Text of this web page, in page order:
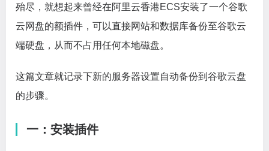
殆尽，就想起来曾经在阿里云香港ECS安装了一个谷歌
云网盘的额插件，可以直接网站和数据库备份至谷歌云
端硬盘，从而不占用任何本地磁盘。
这篇文章就记录下新的服务器设置自动备份到谷歌云盘
的步骤。
一：安装插件